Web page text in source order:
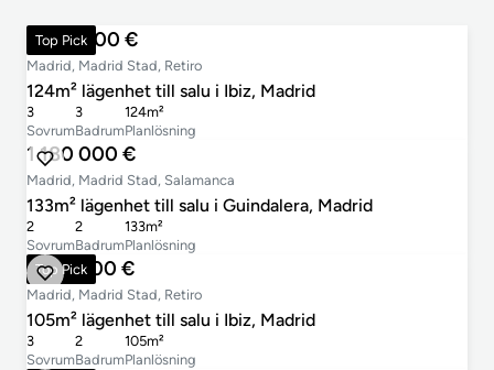
Top Pick
1 390 000 €
Madrid, Madrid Stad, Retiro
124m² lägenhet till salu i Ibiz, Madrid
Sovrum
3
Badrum
3
Planlösning
124m²
1 180 000 €
Madrid, Madrid Stad, Salamanca
133m² lägenhet till salu i Guindalera, Madrid
Sovrum
2
Badrum
2
Planlösning
133m²
Top Pick
1 148 000 €
Madrid, Madrid Stad, Retiro
105m² lägenhet till salu i Ibiz, Madrid
Sovrum
3
Badrum
2
Planlösning
105m²